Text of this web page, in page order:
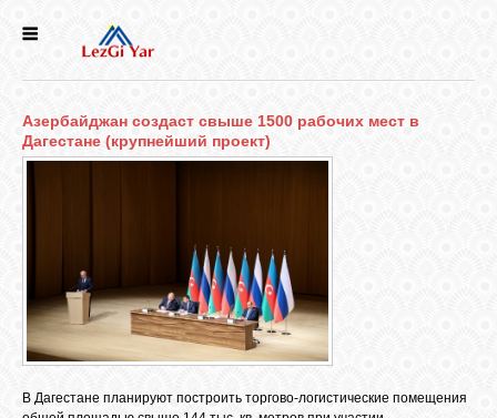
СЕЛА
ЛЕЗГИН
Азербайджан создаст свыше 1500 рабочих мест в
Дагестане (крупнейший проект)
В Дагестане планируют построить торгово-логистические помещения